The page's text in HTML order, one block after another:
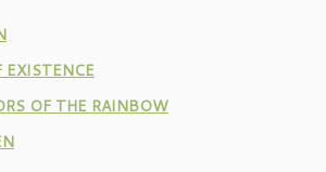
EXISTENCE
OF THE RAINBOW